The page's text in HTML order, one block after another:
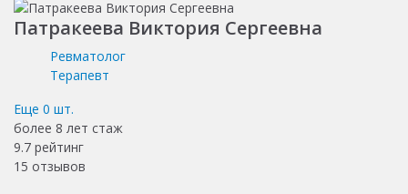
Патракеева Виктория Сергеевна
Ревматолог
Терапевт
Еще 0 шт.
более 8 лет стаж
9.7 рейтинг
15 отзывов